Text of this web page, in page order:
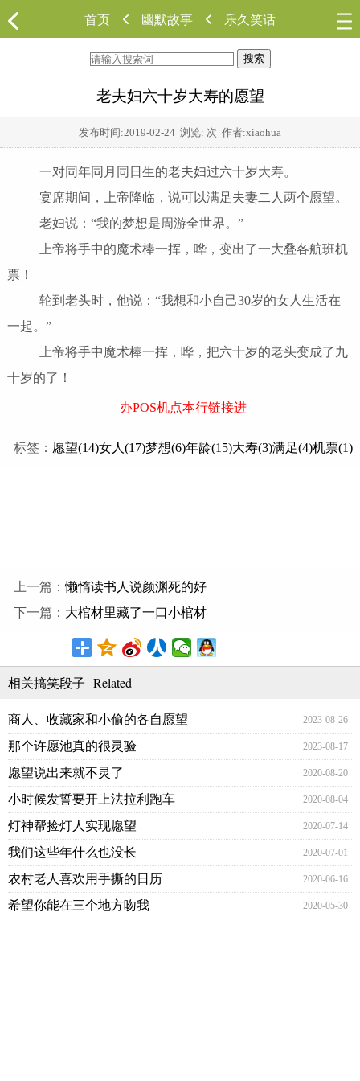
首页 幽默故事 乐久笑话
搜索
老夫妇六十岁大寿的愿望
发布时间:2019-02-24 浏览: 次 作者:xiaohua
一对同年同月同日生的老夫妇过六十岁大寿。
宴席期间，上帝降临，说可以满足夫妻二人两个愿望。
老妇说：“我的梦想是周游全世界。”
上帝将手中的魔术棒一挥，哗，变出了一大叠各航班机
票！
轮到老头时，他说：“我想和小自己30岁的女人生活在
一起。”
上帝将手中魔术棒一挥，哗，把六十岁的老头变成了九
十岁的了！
办POS机点本行链接进
标签： 愿望(14)女人(17)梦想(6)年龄(15)大寿(3)满足(4)机票(1)
上一篇：懒惰读书人说颜渊死的好
下一篇： 大棺材里藏了一口小棺材
相关搞笑段子 Related
商人、收藏家和小偷的各自愿望 2023-08-26
那个许愿池真的很灵验 2023-08-17
愿望说出来就不灵了 2020-08-20
小时候发誓要开上法拉利跑车 2020-08-04
灯神帮捡灯人实现愿望 2020-07-14
我们这些年什么也没长 2020-07-01
农村老人喜欢用手撕的日历 2020-06-16
希望你能在三个地方吻我 2020-05-30